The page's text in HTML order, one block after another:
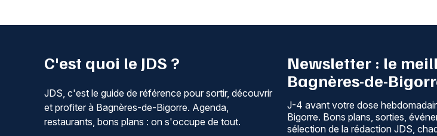
C'est quoi le JDS ?
JDS, c'est le guide de référence pour sortir, découvrir
et profiter à Bagnères-de-Bigorre. Agenda,
restaurants, bons plans : on s'occupe de tout.
Newsletter : le
Bagnères-de-
J-4 avant votre dose
Bigorre. Bons plans, sorties,
sélection de la rédaction JDS,